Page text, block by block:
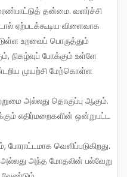
தன்மை. வளர்ச்சி
ஏற்படக்கூடிய விளைவாக
உறவைப் பொருத்தும்
நிகழ்வுப் போக்கும் உள்ளே
முயற்சி மேற்கொள்ள
அல்லது தொகுப்பு ஆகும்.
எதிர்மறைகளின் ஒன்றுபட்ட
வெளிப்படுகிறது.
அல்லது அந்த மோதலின் பல்வேறு